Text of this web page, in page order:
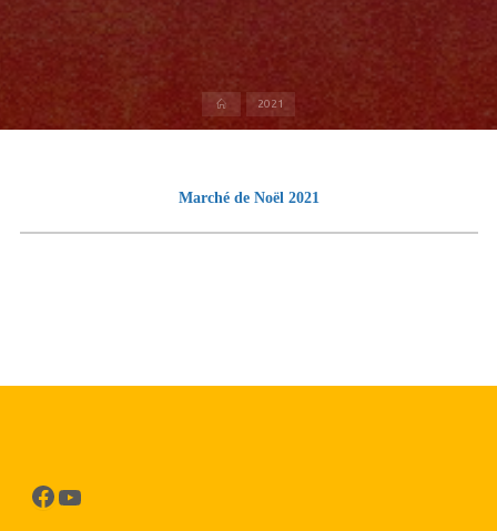
Accueil2021
Marché de Noël 2021
Facebook
YouTube